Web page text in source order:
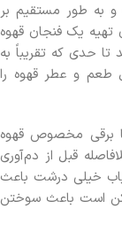
و به طور مستقیم بر
تهیه یک فنجان قهوه
تا حدی که تقریباً به
طعم و عطر قهوه را
برقی مخصوص قهوه
قبل از دم‌آوری
خیلی درشت باعث
است باعث سوختن